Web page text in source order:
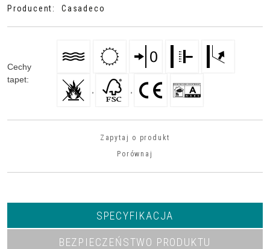
Producent: Casadeco
Cechy
tapet:
Zapytaj o produkt
Porównaj
SPECYFIKACJA
BEZPIECZEŃSTWO PRODUKTU